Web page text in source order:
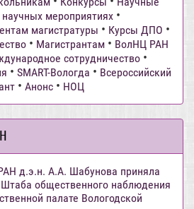
научных мероприятиях •
магистратуры • Курсы ДПО •
• Магистрантам • ВолНЦ РАН
сотрудничество •
• SMART-Вологда • Всероссийский
• Анонс • НОЦ
д.э.н. А.А. Шабунова приняла
общественного наблюдения
палате Вологодской